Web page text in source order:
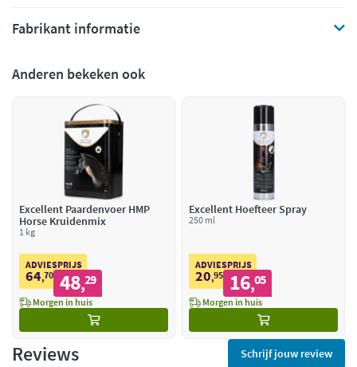
Fabrikant informatie
Anderen bekeken ook
Excellent Paardenvoer HMP
Horse Kruidenmix
1 kg
ADVIESPRIJS
64,70 48,29
Morgen in huis
Excellent Hoefteer Spray
250 ml
ADVIESPRIJS
20,95 16,05
Morgen in huis
Reviews Schrijf jouw review